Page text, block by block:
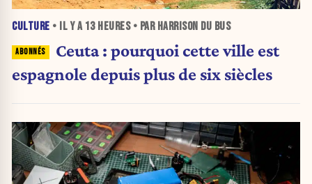
CULTURE • IL Y A 13 HEURES• PAR HARRISON DU BUS
Ceuta : pourquoi cette ville est
espagnole depuis plus de six siècles